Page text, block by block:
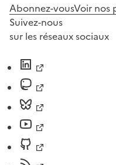
Abonnez-vousVoir nos
Suivez-nous
sur les réseaux sociaux